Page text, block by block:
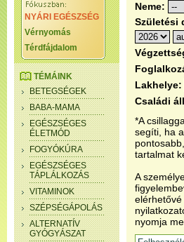
NYÁRI EGÉSZSÉG
Vérnyomás
Térdfájdalom
TÉMÁINK
BETEGSÉGEK
BABA-MAMA
EGÉSZSÉGES
ÉLETMÓD
FOGYÓKÚRA
EGÉSZSÉGES
TÁPLÁLKOZÁS
VITAMINOK
SZÉPSÉGÁPOLÁS
ALTERNATÍV
GYÓGYÁSZAT
Neme:
Születési
Lakhelye:
Családi
*A
segíti, ha
tartalmat
A
nyomja